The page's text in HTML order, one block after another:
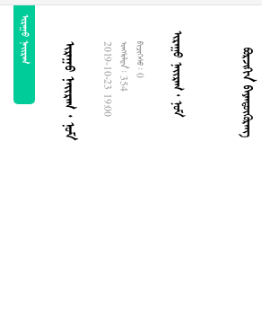
 
    2019-10-23 19:00  354  0      